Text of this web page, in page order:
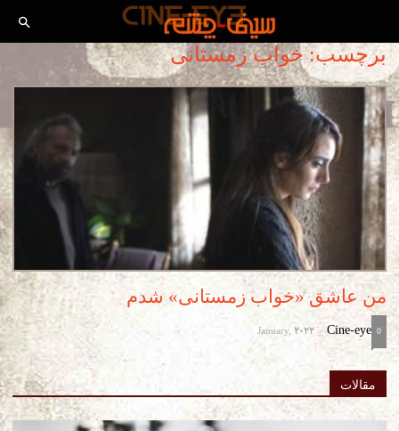
برچسب: خواب زمستانی
من عاشق «خواب زمستانی» شدم
Cine-eye
-
January, 2022 0
مقالات